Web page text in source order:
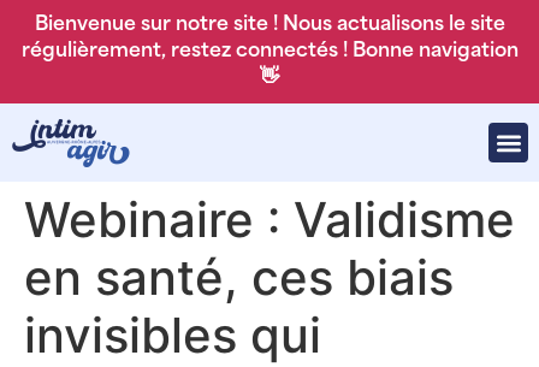
Bienvenue sur notre site ! Nous actualisons le site
régulièrement, restez connectés ! Bonne navigation
👋
Webinaire : Validisme
en santé, ces biais
invisibles qui